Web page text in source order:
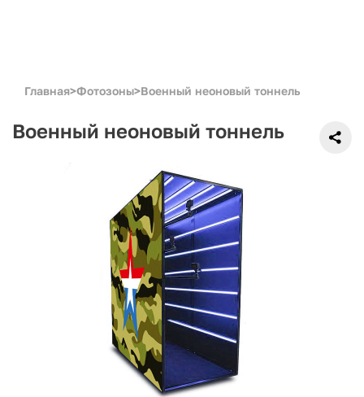
Главная>Фотозоны>Военный неоновый тоннель
Военный неоновый тоннель